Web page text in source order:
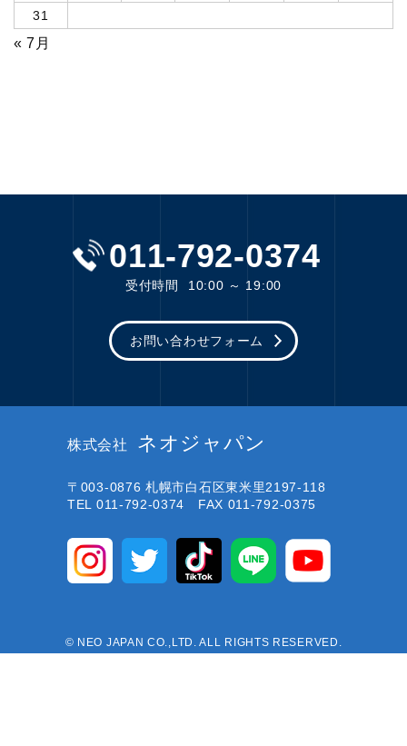
31
« 7月
011-792-0374
受付時間 10:00 ～ 19:00
お問い合わせフォーム
株式会社 ネオジャパン
〒003-0876 札幌市白石区東米里2197-118
TEL 011-792-0374 FAX 011-792-0375
© NEO JAPAN CO.,LTD. ALL RIGHTS RESERVED.